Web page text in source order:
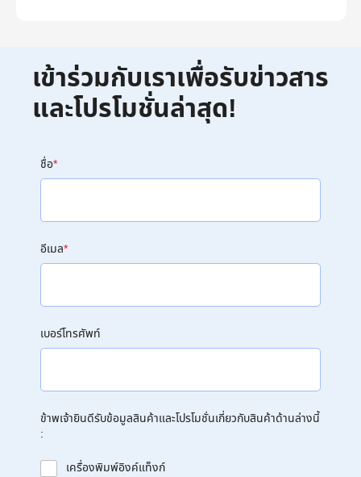
เข้าร่วมกับเราเพื่อรับข่าวสาร
และโปรโมชั่นล่าสุด!
ชื่อ*
อีเมล*
เบอร์โทรศัพท์
ข้าพเจ้ายินดีรับข้อมูลสินค้าและโปรโมชั่นเกี่ยวกับสินค้าด้านล่างนี้
:
เครื่องพิมพ์อิงค์แท็งก์